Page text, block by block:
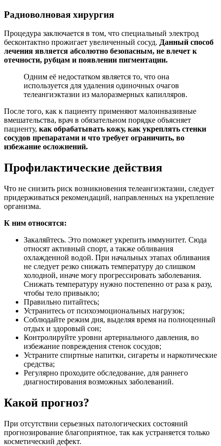
Радиоволновая хирургия
Процедура заключается в том, что специальный электрод
бесконтактно прожигает увеличенный сосуд. Данный способ
лечения является абсолютно безопасным, не влечет к
отечности, рубцам и появлении пигментации.
Одним её недостатком является то, что она
используется для удаления одиночных очагов
телеангиэктазии из малоразмерных капилляров.
После того, как к пациенту применяют малоинвазивные
вмешательства, врач в обязательном порядке объясняет
пациенту, как обрабатывать кожу, как укреплять стенки
сосудов препаратами и что требует ограничить, во
избежание осложнений.
Профилактические действия
Что не снизить риск возникновения телеангиэктазии, следует
придерживаться рекомендаций, направленных на укрепление
организма.
К ним относятся:
Закаляйтесь. Это поможет укрепить иммунитет. Сюда
относят активный спорт, а также обливания
охлажденной водой. При начальных этапах обливания
не следует резко снижать температуру до слишком
холодной, иначе могу прогрессировать заболевания.
Снижать температуру нужно постепенно от раза к разу,
чтобы тело привыкло;
Правильно питайтесь;
Устранитесь от психоэмоциональных нагрузок;
Соблюдайте режим дня, выделяя время на полноценный
отдых и здоровый сон;
Контролируйте уровни артериального давления, во
избежание повреждения стенок сосудов;
Устраните спиртные напитки, сигареты и наркотические
средства;
Регулярно проходите обследование, для раннего
диагностирования возможных заболеваний.
Какой прогноз?
При отсутствии серьезных патологических состояний
прогнозирование благоприятное, так как устраняется только
косметический дефект.